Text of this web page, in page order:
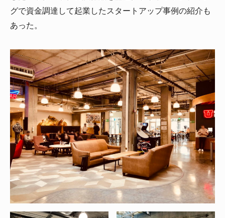
グで資金調達して起業したスタートアップ事例の紹介も
あった。